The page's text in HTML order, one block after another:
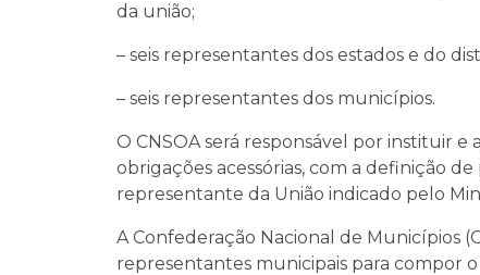
da união;
– seis representantes dos estados e do
– seis representantes dos municípios.
O CNSOA será responsável por instituir
obrigações acessórias, com a definição
representante da União indicado pelo
A Confederação Nacional de Municípios
representantes municipais para compor o